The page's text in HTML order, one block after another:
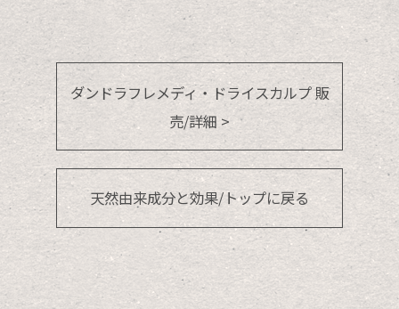
ダンドラフレメディ・ドライスカルプ 販
売/詳細 >
天然由来成分と効果/トップに戻る